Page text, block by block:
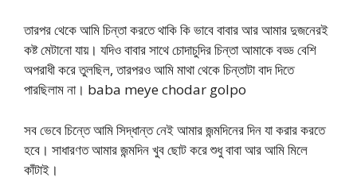
তারপর থেকে আমি চিন্তা করতে থাকি কি ভাবে বাবার আর আমার দুজনেরই
কষ্ট মেটানো যায়। যদিও বাবার সাথে চোদাচুদির চিন্তা আমাকে বড্ড বেশি
অপরাধী করে তুলছিল, তারপরও আমি মাথা থেকে চিন্তাটা বাদ দিতে
পারছিলাম না। baba meye chodar golpo
সব ভেবে চিন্তে আমি সিদ্ধান্ত নেই আমার জন্মদিনের দিন যা করার করতে
হবে। সাধারণত আমার জন্মদিন খুব ছোট করে শুধু বাবা আর আমি মিলে
কাঁটাই।